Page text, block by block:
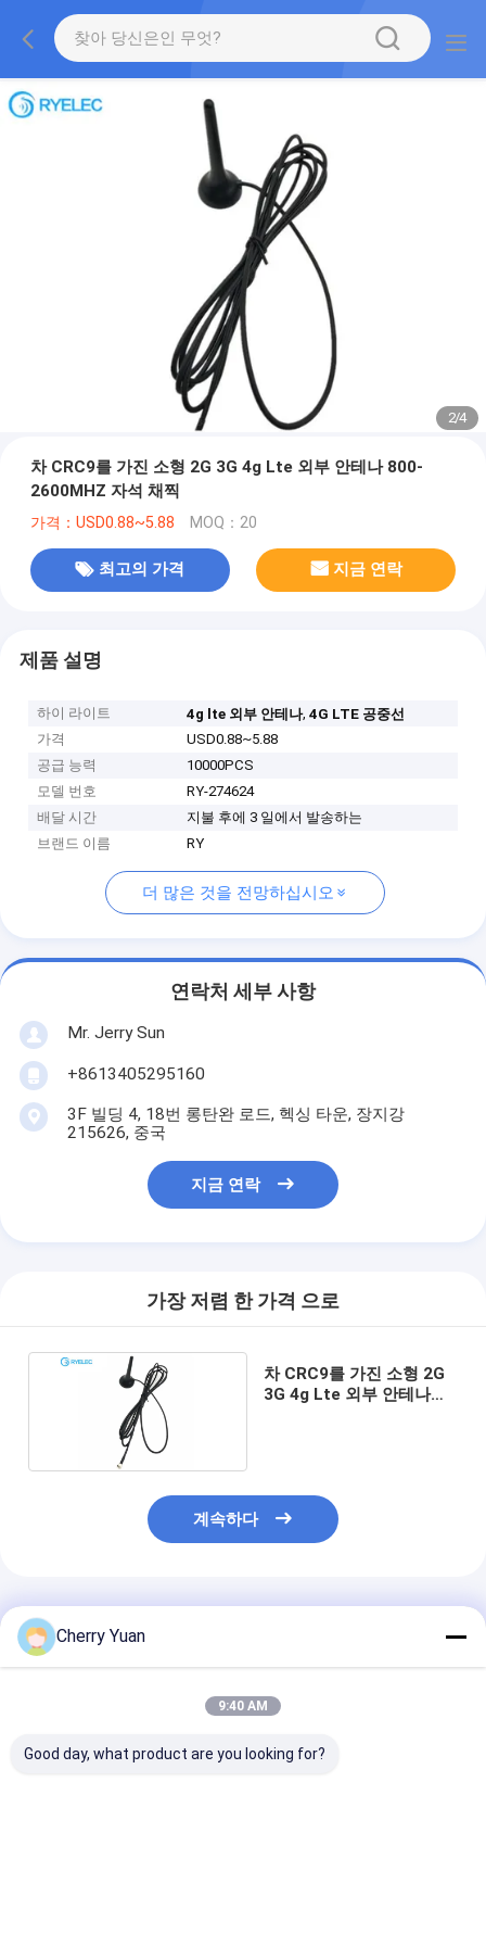
2/4
차 CRC9를 가진 소형 2G 3G 4g Lte 외부 안테나 800-
2600MHZ 자석 채찍
가격：USD0.88~5.88 MOQ：20
최고의 가격 지금 연락
제품 설명
하이 라이트 4g lte 외부 안테나,4G LTE 공중선
가격
USD0.88~5.88
공급 능력
10000PCS
모델 번호
RY-274624
배달 시간
지불 후에 3 일에서 발송하는
브랜드 이름
RY
더 많은 것을 전망하십시오
연락처 세부 사항
Mr. Jerry Sun
+8613405295160
3F 빌딩 4, 18번 롱탄완 로드, 헥싱 타운, 장지강
215626, 중국
지금 연락
가장 저렴 한 가격 으로
차 CRC9를 가진 소형 2G
3G 4g Lte 외부 안테나
계속하다
추천된 제품
Cherry Yuan
9:40 AM
Good day, what product are you looking for?